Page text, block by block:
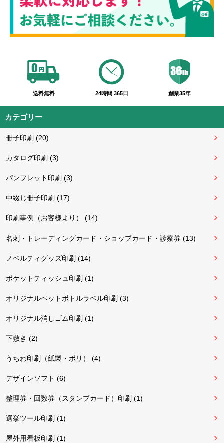
送料無料 24時間 365日 創業35年
カテゴリー
冊子印刷 (20)
カタログ印刷 (3)
パンフレット印刷 (3)
中綴じ冊子印刷 (17)
印刷事例（お客様より） (14)
名刺・トレーディングカード・ショップカード・診察券 (13)
ノベルティグッズ印刷 (14)
ポケットティッシュ印刷 (1)
オリジナルペットボトルラベル印刷 (3)
オリジナル消しゴム印刷 (1)
下敷き (2)
うちわ印刷（紙製・ポリ） (4)
デザインソフト (6)
整理券・回数券（スタンプカード）印刷 (1)
選挙ツール印刷 (1)
屋外用看板印刷 (1)